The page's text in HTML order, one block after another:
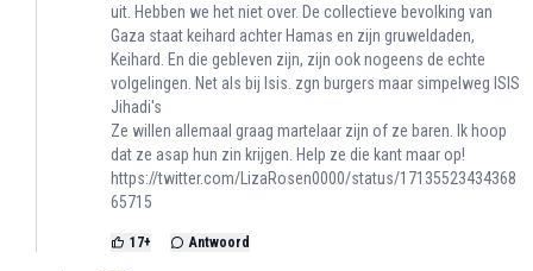
uit. Hebben we het niet over. De collectieve bevolking van
Gaza staat keihard achter Hamas en zijn gruweldaden,
Keihard. En die gebleven zijn, zijn ook nogeens de echte
volgelingen. Net als bij Isis. zgn burgers maar simpelweg ISIS
Jihadi's
Ze willen allemaal graag martelaar zijn of ze baren. Ik hoop
dat ze asap hun zin krijgen. Help ze die kant maar op!
https://twitter.com/LizaRosen0000/status/17135523434368
65715
17+ Antwoord